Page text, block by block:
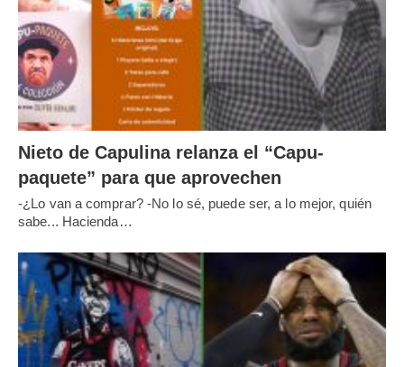
Nieto de Capulina relanza el “Capu-
paquete” para que aprovechen
-¿Lo van a comprar? -No lo sé, puede ser, a lo mejor, quién
sabe... Hacienda…